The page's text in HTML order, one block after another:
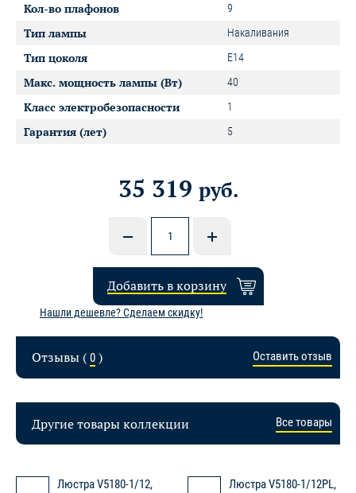
Кол-во плафонов 9
Тип лампы Накаливания
Тип цоколя E14
Макс. мощность лампы (Вт) 40
Класс электробезопасности 1
Гарантия (лет) 5
35 319 руб.
Добавить в корзину
Нашли дешевле? Сделаем скидку!
Отзывы ( 0 ) Оставить отзыв
Другие товары коллекции Все товары
Люстра V5180-1/12,
Люстра V5180-1/12PL,